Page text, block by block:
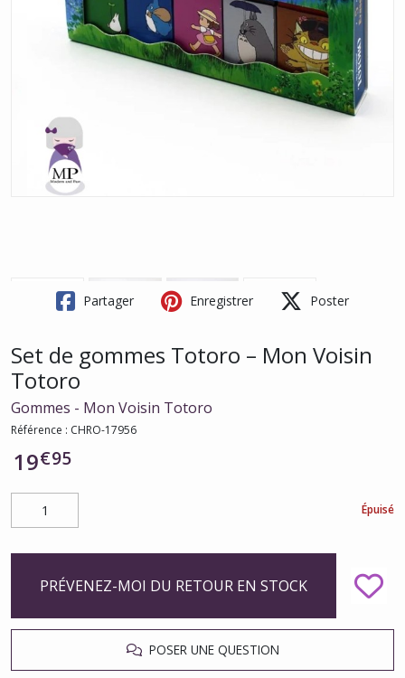
Partager Enregistrer Poster
Set de gommes Totoro – Mon Voisin
Totoro
Gommes - Mon Voisin Totoro
Référence : CHRO-17956
19€95
Épuisé
PRÉVENEZ-MOI DU RETOUR EN STOCK
POSER UNE QUESTION